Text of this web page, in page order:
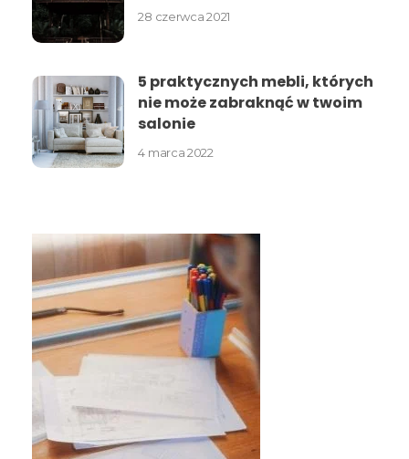
28 czerwca 2021
5 praktycznych mebli, których
nie może zabraknąć w twoim
salonie
4 marca 2022